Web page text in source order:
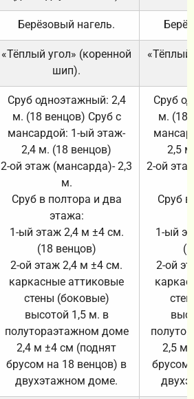
Берёзовый нагель.
«Тёплый угол» (коренной
шип).
«Тёплый
Сруб одноэтажный: 2,4
м. (18 венцов) Сруб с
мансардой: 1-ый этаж-
2,4 м. (18 венцов)
2-ой этаж (мансарда)- 2,3
м.
Сруб в полтора и два
этажа:
1-ый этаж 2,4 м ±4 см.
(18 венцов)
2-ой этаж 2,4 м ±4 см.
каркасные аттиковые
стены (боковые)
высотой 1,5 м. в
полутораэтажном доме
2,4 м ±4 см (поднят
брусом на 18 венцов) в
двухэтажном доме.
Сруб
м. (18
2,5
2-ой
Сруб
1-ый
2-ой
2,5 м
брусом